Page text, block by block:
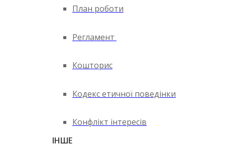
План роботи
Регламент
Кошторис
Кодекс етичної поведінки
Конфлікт інтересів
ІНШЕ